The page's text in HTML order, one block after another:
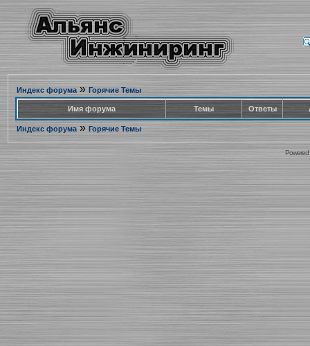
Индекс форума» Горячие Темы
Имя форума Темы Ответы
Индекс форума» Горячие Темы